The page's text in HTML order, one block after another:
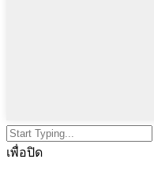
เพื่อปิด